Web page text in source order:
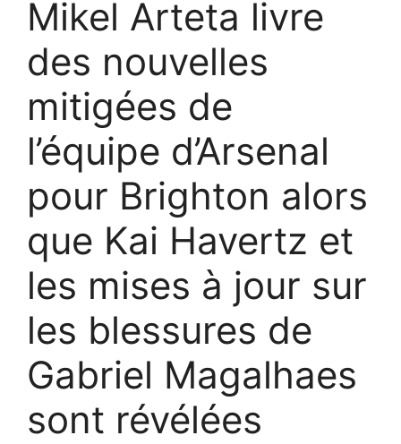
Mikel Arteta livre
des nouvelles
mitigées de
l’équipe d’Arsenal
pour Brighton alors
que Kai Havertz et
les mises à jour sur
les blessures de
Gabriel Magalhaes
sont révélées